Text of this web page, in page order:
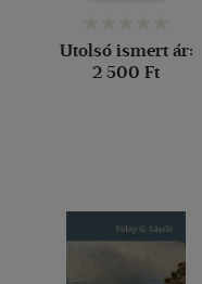
Utolsó ismert ár:
2 500 Ft